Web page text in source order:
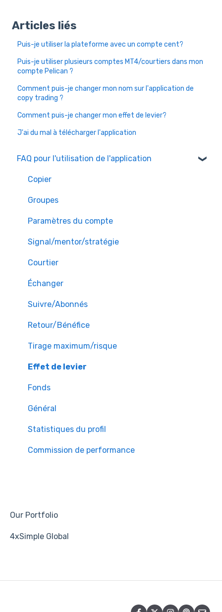
Articles liés
Puis-je utiliser la plateforme avec un compte cent?
Puis-je utiliser plusieurs comptes MT4/courtiers dans mon
compte Pelican ?
Comment puis-je changer mon nom sur l'application de
copy trading ?
Comment puis-je changer mon effet de levier?
J'ai du mal à télécharger l'application
FAQ pour l'utilisation de l'application
Copier
Groupes
Paramètres du compte
Signal/mentor/stratégie
Courtier
Échanger
Suivre/Abonnés
Retour/Bénéfice
Tirage maximum/risque
Effet de levier
Fonds
Général
Statistiques du profil
Commission de performance
Our Portfolio
4xSimple Global